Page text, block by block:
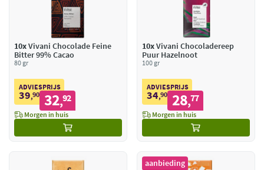
10xVivani Chocolade Feine
Bitter 99% Cacao
80 gr
ADVIESPRIJS
39,90 32,92
Morgen in huis
10xVivani Chocoladereep
Puur Hazelnoot
100 gr
ADVIESPRIJS
34,90 28,77
Morgen in huis
aanbieding